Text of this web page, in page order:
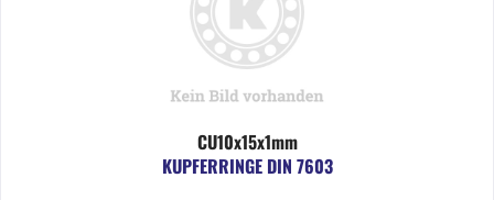
CU10x15x1mm
KUPFERRINGE DIN 7603